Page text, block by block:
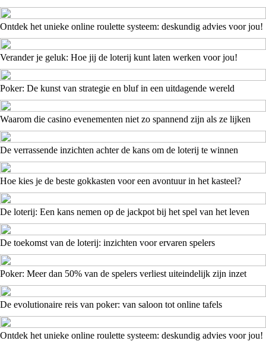
Ontdek het unieke online roulette systeem: deskundig advies voor jou!
Verander je geluk: Hoe jij de loterij kunt laten werken voor jou!
Poker: De kunst van strategie en bluf in een uitdagende wereld
Waarom die casino evenementen niet zo spannend zijn als ze lijken
De verrassende inzichten achter de kans om de loterij te winnen
Hoe kies je de beste gokkasten voor een avontuur in het kasteel?
De loterij: Een kans nemen op de jackpot bij het spel van het leven
De toekomst van de loterij: inzichten voor ervaren spelers
Poker: Meer dan 50% van de spelers verliest uiteindelijk zijn inzet
De evolutionaire reis van poker: van saloon tot online tafels
Ontdek het unieke online roulette systeem: deskundig advies voor jou!